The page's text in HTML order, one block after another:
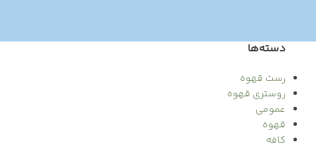
دسته‌ها
رست قهوه
روستری قهوه
عمومی
قهوه
کافه